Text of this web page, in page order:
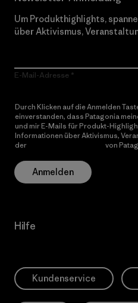
Um Produkthighlights,
über Aktivismus,
E-Mail-Adresse
Durch Klicken auf die Anmelden
einverstanden, dass Patagonia
und mir E-Mails für Produkt-
Informationen über Aktivismus,
der
von
Anmelden
Hilfe
Kundenservice